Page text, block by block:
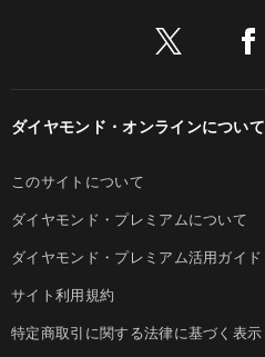
ダイヤモンド・オンラインについて
このサイトについて
ダイヤモンド・プレミアムについて
ダイヤモンド・プレミアム活用ガイド
サイト利用規約
特定商取引に関する法律に基づく表示